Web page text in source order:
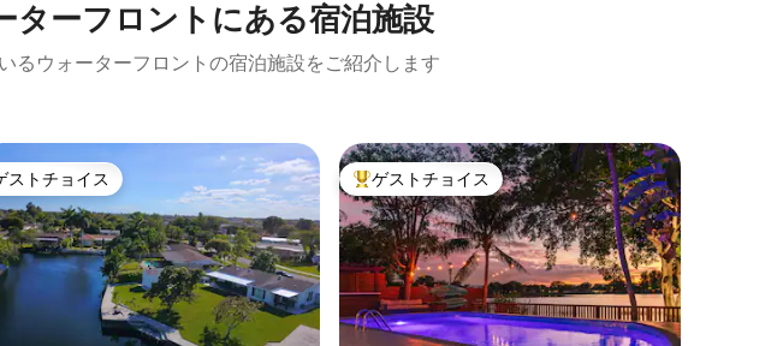
ターフロントにある宿泊施設
るウォーターフロントの宿泊施設をご紹介します
ストチョイス
ストチョイス 大好評のゲストチョイスです。
ゲストチョイス